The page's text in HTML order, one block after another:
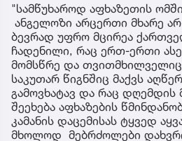
"სამწუხაროდ აფხაზეთის
ანგელოზი არცერთი მხარე
ბევრად უფრო მცირეა
ჩადენილი, რაც ერთ-ერთი
მომსწრე და
საკუთარ წიგნშიც მაქვს
გამოვხატავ და რაც დღემდის
შეეხება აფხაზების
კამანის დაცემისას ტყვედ
მხოლოდ მებრძოლები